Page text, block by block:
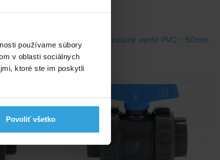
používame súbory
v oblasti sociálnych
ktoré ste im poskytli
Povoliť všetko
- 40mm Guľový dvojcestný ventil PVC - 50mm